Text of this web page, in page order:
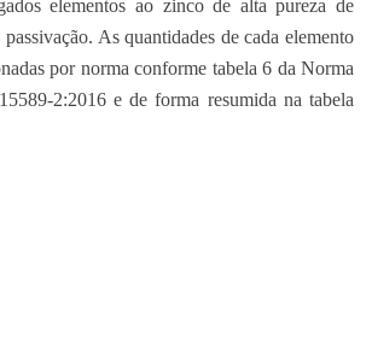
elementos ao zinco de alta pureza de
As quantidades de cada elemento
por norma conforme tabela 6 da Norma
2:2016 e de forma resumida na tabela